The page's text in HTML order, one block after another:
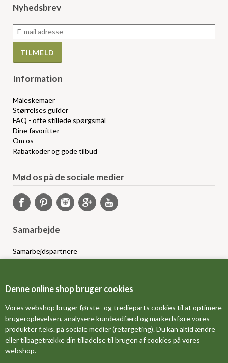
Denne online shop bruger cookies
Vores webshop bruger første- og tredieparts cookies til at optimere
brugeroplevelsen, analysere kundeadfærd og markedsføre vores
produkter f.eks. på sociale medier (retargeting). Du kan altid ændre
eller tilbagetrække din tilladelse til brugen af cookies på vores
webshop.
Nyhedsbrev
Information
Måleskemaer
Størrelses guider
FAQ - ofte stillede spørgsmål
Dine favoritter
Om os
Rabatkoder og gode tilbud
Mød os på de sociale medier
Samarbejde
Samarbejdspartnere
Sponsorprogram
Grossistsalg
FORSIDE
OM OS